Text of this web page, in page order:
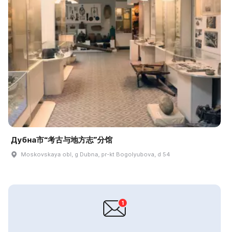
Дубна市“考古与地方志”分馆
Moskovskaya obl, g Dubna, pr-kt Bogolyubova, d 54